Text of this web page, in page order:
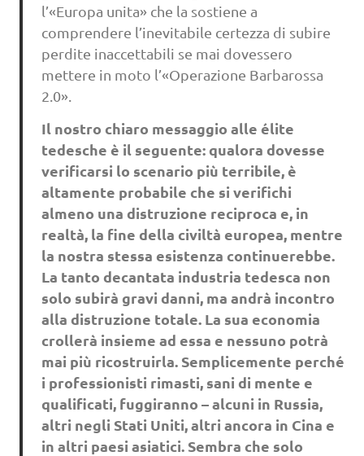
l’«Europa unita» che la sostiene a
comprendere l’inevitabile certezza di subire
perdite inaccettabili se mai dovessero
mettere in moto l’«Operazione Barbarossa
2.0».
Il nostro chiaro messaggio alle élite
tedesche è il seguente: qualora dovesse
verificarsi lo scenario più terribile, è
altamente probabile che si verifichi
almeno una distruzione reciproca e, in
realtà, la fine della civiltà europea, mentre
la nostra stessa esistenza continuerebbe.
La tanto decantata industria tedesca non
solo subirà gravi danni, ma andrà incontro
alla distruzione totale. La sua economia
crollerà insieme ad essa e nessuno potrà
mai più ricostruirla. Semplicemente perché
i professionisti rimasti, sani di mente e
qualificati, fuggiranno – alcuni in Russia,
altri negli Stati Uniti, altri ancora in Cina e
in altri paesi asiatici. Sembra che solo